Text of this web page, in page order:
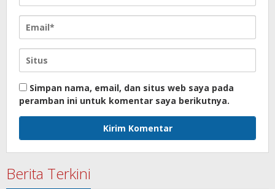
Simpan nama, email, dan situs web saya pada
peramban ini untuk komentar saya berikutnya.
Berita Terkini